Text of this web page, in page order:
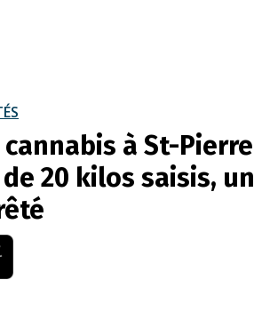
à St-Pierre
20 kilos saisis, un